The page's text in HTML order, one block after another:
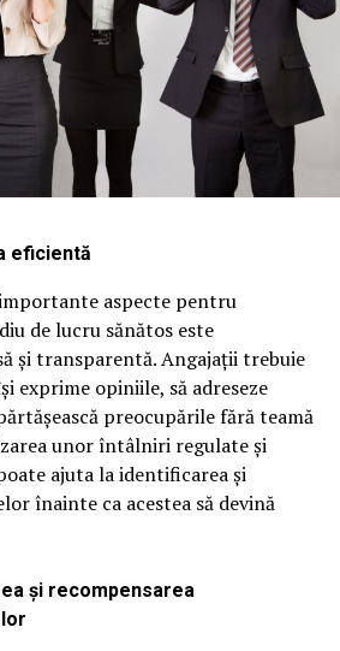
eficientă
aspecte pentru
de lucru sănătos este
și transparentă. Angajații trebuie
exprime opiniile, să adreseze
preocupările fără teamă
unor întâlniri regulate și
ajuta la identificarea și
înainte ca acestea să devină
și recompensarea